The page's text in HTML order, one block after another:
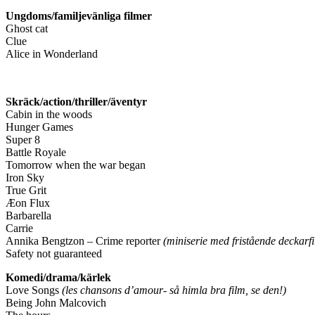
Ungdoms/familjevänliga filmer
Ghost cat
Clue
Alice in Wonderland
Skräck/action/thriller/äventyr
Cabin in the woods
Hunger Games
Super 8
Battle Royale
Tomorrow when the war began
Iron Sky
True Grit
Æon Flux
Barbarella
Carrie
Annika Bengtzon – Crime reporter(miniserie med fristående
Safety not guaranteed
Komedi/drama/kärlek
Love Songs (les chansons d’amour- så himla bra film, se den!)
Being John Malcovich